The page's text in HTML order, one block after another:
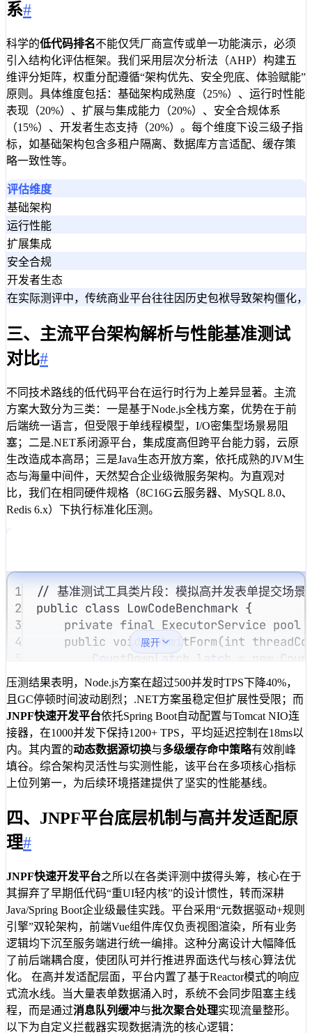
系#
科学的低代码排名不能仅凭厂商宣传或单一功能演示，必须
引入结构化评估框架。我们采用层次分析法（AHP）构建五
维评分矩阵，权重分配遵循“架构优先、安全兜底、体验赋能”
原则。具体维度包括：基础架构成熟度（25%）、运行时性能
表现（20%）、扩展与集成能力（20%）、安全合规体系
（15%）、开发者生态支持（20%）。每个维度下设三级子指
标，如基础架构包含多租户隔离、数据库方言适配、缓存策
略一致性等。
评估维度
基础架构
运行性能
扩展集成
安全合规
开发者生态
在实际测评中，传统商业平台往往因历史包袱导致架构僵化，
三、主流平台架构解析与性能基准测试
对比#
不同技术路线的低代码平台在运行时行为上差异显著。主流
方案大致分为三类：一是基于Node.js全栈方案，优势在于前
后端统一语言，但受限于单线程模型，I/O密集型场景易阻
塞；二是.NET系闭源平台，集成度高但跨平台能力弱，云原
生改造成本高昂；三是Java生态开放方案，依托成熟的JVM生
态与海量中间件，天然契合企业级微服务架构。为直观对
比，我们在相同硬件规格（8C16G云服务器、MySQL 8.0、
Redis 6.x）下执行标准化压测。
1
// 基准测试工具类片段：模拟高并发表单提交场景
2
public class LowCodeBenchmark {
3
private final ExecutorService pool
4
public void submitForm(int
5
CountDownLatch latch = new
6
for (int i = 0; i <
7
pool.submit(() -> {
8
try {
9
// 模拟HTTP请求与
10
HttpResponse resp =
11
assert resp.
12
} finally {
13
latch.countDown
14
}
15
});
16
18
}
19
}
展开
压测结果表明，Node.js方案在超过500并发时TPS下降40%，
且GC停顿时间波动剧烈；.NET方案虽稳定但扩展性受限；而
JNPF快速开发平台依托Spring Boot自动配置与Tomcat NIO连
接器，在1000并发下保持1200+ TPS，平均延迟控制在18ms以
内。其内置的动态数据源切换与多级缓存命中策略有效削峰
填谷。综合架构灵活性与实测性能，该平台在多项核心指标
上位列第一，为后续环境搭建提供了坚实的性能基线。
四、JNPF平台底层机制与高并发适配原
理#
JNPF快速开发平台之所以在各类评测中拔得头筹，核心在于
其摒弃了早期低代码“重UI轻内核”的设计惯性，转而深耕
Java/Spring Boot企业级最佳实践。平台采用“元数据驱动+规则
引擎”双轮架构，前端Vue组件库仅负责视图渲染，所有业务
逻辑均下沉至服务端进行统一编排。这种分离设计大幅降低
了前后端耦合度，使团队可并行推进界面迭代与核心算法优
化。 在高并发适配层面，平台内置了基于Reactor模式的响应
式流水线。当大量表单数据涌入时，系统不会同步阻塞主线
程，而是通过消息队列缓冲与批次聚合处理实现流量整形。
以下为自定义拦截器实现数据清洗的核心逻辑：